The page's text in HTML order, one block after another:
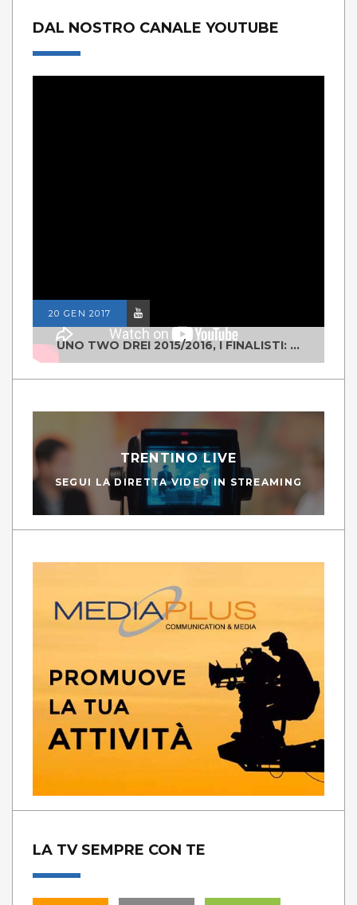
DAL NOSTRO CANALE YOUTUBE
20 GEN 2017
UNO TWO DREI 2015/2016, I FINALISTI: CLASSE IV ALS ISTITUTO "DEGASPERI" BORGO VALSUGANA
TRENTINO LIVE
SEGUI LA DIRETTA VIDEO IN STREAMING
LA TV SEMPRE CON TE